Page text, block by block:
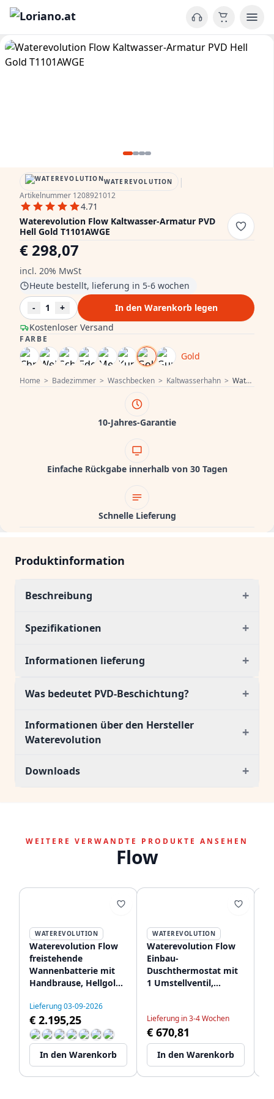
Home > Badezimmer > Waschbecken > Kaltwasserhahn > Waterevolution Flow Kaltwasser-Armatur PVD Hell Gold T1101AWGE
WATEREVOLUTION |
Artikelnummer 1208921012
4.71
Waterevolution Flow Kaltwasser-Armatur PVD
Hell Gold T1101AWGE
€ 298,07
incl. 20% MwSt
Kostenloser Versand
Heute bestellt, lieferung in 5-6 wochen
-
1 + In den Warenkorb legen
FARBE
Gold
10-Jahres-Garantie
Einfache Rückgabe innerhalb von 30 Tagen
Schnelle Lieferung
Produktinformation
Beschreibung +
Spezifikationen +
Informationen lieferung +
Was bedeutet PVD-Beschichtung? +
Informationen über den Hersteller
Waterevolution
+
Downloads +
WEITERE VERWANDTE PRODUKTE ANSEHEN
Flow
WATEREVOLUTION
Waterevolution Flow
freistehende
Wannenbatterie mit
Handbrause, Hellgold
Lieferung 03-09-2026
€ 2.195,25
In den Warenkorb
WATEREVOLUTION
Waterevolution Flow
Einbau-
Duschthermostat mit
1 Umstellventil,
Lieferung in 3-4 Wochen
€ 670,81
In den Warenkorb